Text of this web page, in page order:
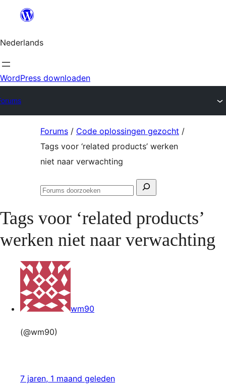
de
inhoud
Nederlands
WordPress downloaden
Forums / Code oplossingen gezocht /
Tags voor ‘related products’ werken
niet naar verwachting
Zoeken
Forums
Tags voor ‘related products’
werken niet naar verwachting
wm90
(@wm90)
7 jaren, 1 maand geleden